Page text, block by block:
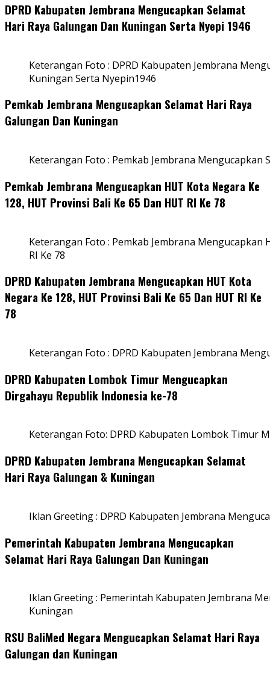
DPRD Kabupaten Jembrana Mengucapkan Selamat
Hari Raya Galungan Dan Kuningan Serta Nyepi 1946
Keterangan Foto : DPRD Kabupaten Jembrana
Kuningan Serta Nyepin1946
Pemkab Jembrana Mengucapkan Selamat Hari Raya
Galungan Dan Kuningan
Keterangan Foto : Pemkab Jembrana Mengucapkan
Pemkab Jembrana Mengucapkan HUT Kota Negara Ke
128, HUT Provinsi Bali Ke 65 Dan HUT RI Ke 78
Keterangan Foto : Pemkab Jembrana Mengucapkan
RI Ke 78
DPRD Kabupaten Jembrana Mengucapkan HUT Kota
Negara Ke 128, HUT Provinsi Bali Ke 65 Dan HUT RI Ke
78
Keterangan Foto : DPRD Kabupaten Jembrana
DPRD Kabupaten Lombok Timur Mengucapkan
Dirgahayu Republik Indonesia ke-78
Keterangan Foto: DPRD Kabupaten Lombok Timur
DPRD Kabupaten Jembrana Mengucapkan Selamat
Hari Raya Galungan & Kuningan
Iklan Greeting : DPRD Kabupaten Jembrana
Pemerintah Kabupaten Jembrana Mengucapkan
Selamat Hari Raya Galungan Dan Kuningan
Iklan Greeting : Pemerintah Kabupaten Jembrana
Kuningan
RSU BaliMed Negara Mengucapkan Selamat Hari Raya
Galungan dan Kuningan